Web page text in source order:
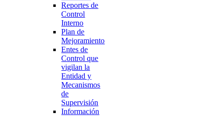
Reportes de
Control
Interno
Plan de
Mejoramiento
Entes de
Control que
vigilan la
Entidad y
Mecanismos
de
Supervisión
Información